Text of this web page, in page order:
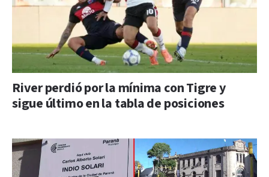
River perdió por la mínima con Tigre y
sigue último en la tabla de posiciones